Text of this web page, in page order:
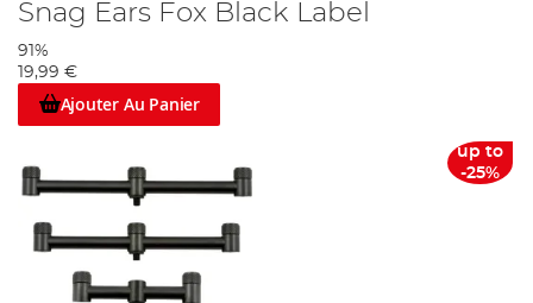
Snag Ears Fox Black Label
91%
19,99 €
Ajouter Au Panier
up to
-25%